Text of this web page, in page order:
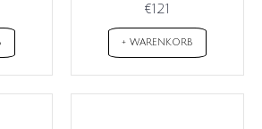
€121
+ WARENKORB